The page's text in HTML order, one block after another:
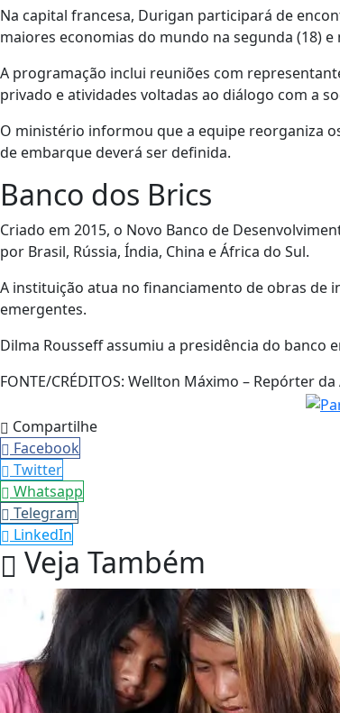
Na capital francesa, Durigan participará de
maiores economias do mundo na segunda (18) e
A programação inclui reuniões com
privado e atividades voltadas ao diálogo com a
O ministério informou que a equipe reorganiza
de embarque deverá ser definida.
Banco dos Brics
Criado em 2015, o Novo Banco de
por Brasil, Rússia, Índia, China e África do Sul.
A instituição atua no financiamento de obras de
emergentes.
Dilma Rousseff assumiu a presidência do banco
FONTE/CRÉDITOS: Wellton Máximo – Repórter da
Compartilhe
Facebook
Twitter
Whatsapp
Telegram
LinkedIn
Veja Também